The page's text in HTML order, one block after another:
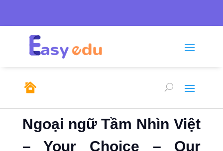
Ngoại ngữ Tầm Nhìn Việt
– Your Choice – Our